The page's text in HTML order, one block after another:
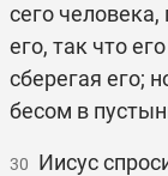
сего
его, так что
сберегая его;
бесом в
30 Иисус